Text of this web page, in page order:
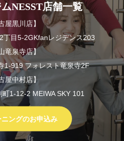
NESST店舗一覧
屋黒川店】
丁目5-2GKfanレジデンス203
竜泉寺店】
1-919 フォレスト竜泉寺2F
屋中村店】
1-12-2 MEIWA SKY 101
ングのお申込み